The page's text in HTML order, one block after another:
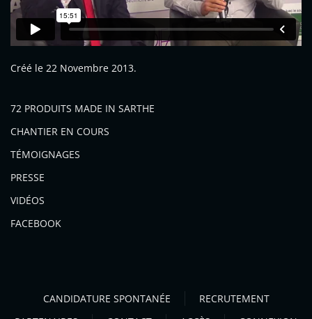
Créé le 22 Novembre 2013.
72 PRODUITS MADE IN SARTHE
CHANTIER EN COURS
TÉMOIGNAGES
PRESSE
VIDÉOS
FACEBOOK
CANDIDATURE SPONTANÉE
RECRUTEMENT